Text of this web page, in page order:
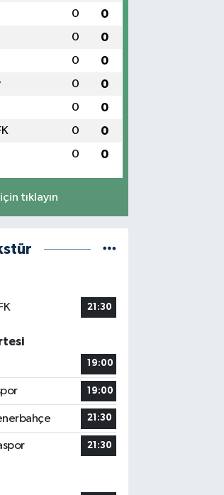
0 0
0 0
0 0
0 0
0 0
0 0
0 0
tıklayın
21:30
19:00
19:00
21:30
21:30